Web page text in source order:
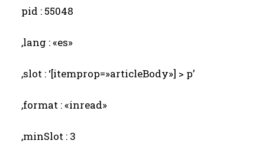
pid : 55048
,lang : «es»
,slot : ‘[itemprop=»articleBody»] > p’
,format : «inread»
,minSlot : 3